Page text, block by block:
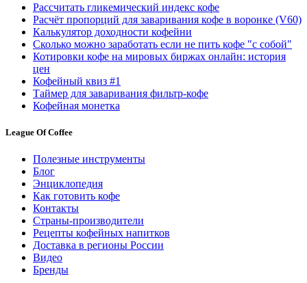
Рассчитать гликемический индекс кофе
Расчёт пропорций для заваривания кофе в воронке (V60)
Калькулятор доходности кофейни
Сколько можно заработать если не пить кофе "с собой"
Котировки кофе на мировых биржах онлайн: история
цен
Кофейный квиз #1
Таймер для заваривания фильтр-кофе
Кофейная монетка
League Of Coffee
Полезные инструменты
Блог
Энциклопедия
Как готовить кофе
Контакты
Страны-производители
Рецепты кофейных напитков
Доставка в регионы России
Видео
Бренды